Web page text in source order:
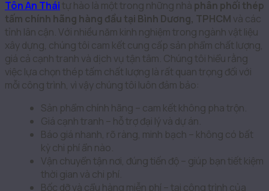
Tôn An Tháitự hào là một trong những nhà phân phối thép
tấm chính hãng hàng đầu tại Bình Dương, TPHCM và các
tỉnh lân cận. Với nhiều năm kinh nghiệm trong ngành vật liệu
xây dựng, chúng tôi cam kết cung cấp sản phẩm chất lượng,
giá cả cạnh tranh và dịch vụ tận tâm. Chúng tôi hiểu rằng
việc lựa chọn thép tấm chất lượng là rất quan trọng đối với
mỗi công trình, vì vậy chúng tôi luôn đảm bảo:
Sản phẩm chính hãng – cam kết không pha trộn.
Giá cạnh tranh – hỗ trợ đại lý và dự án.
Báo giá nhanh, rõ ràng, minh bạch – không có bất
kỳ chi phí ẩn nào.
Vận chuyển tận nơi, đúng tiến độ – giúp bạn tiết kiệm
thời gian và chi phí.
Bốc dỡ và cẩu hàng miễn phí – tại công trình của